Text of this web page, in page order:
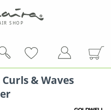
& Waves